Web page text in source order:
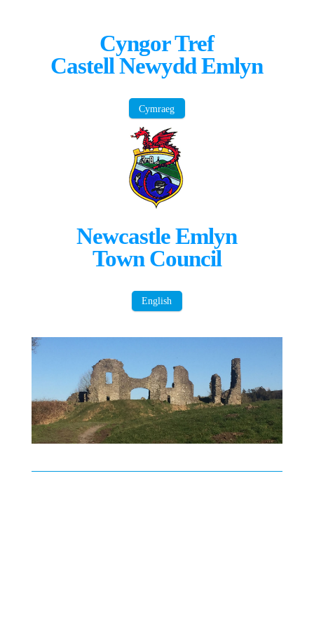
Cyngor Tref
Castell Newydd Emlyn
Cymraeg
Newcastle Emlyn
Town Council
English